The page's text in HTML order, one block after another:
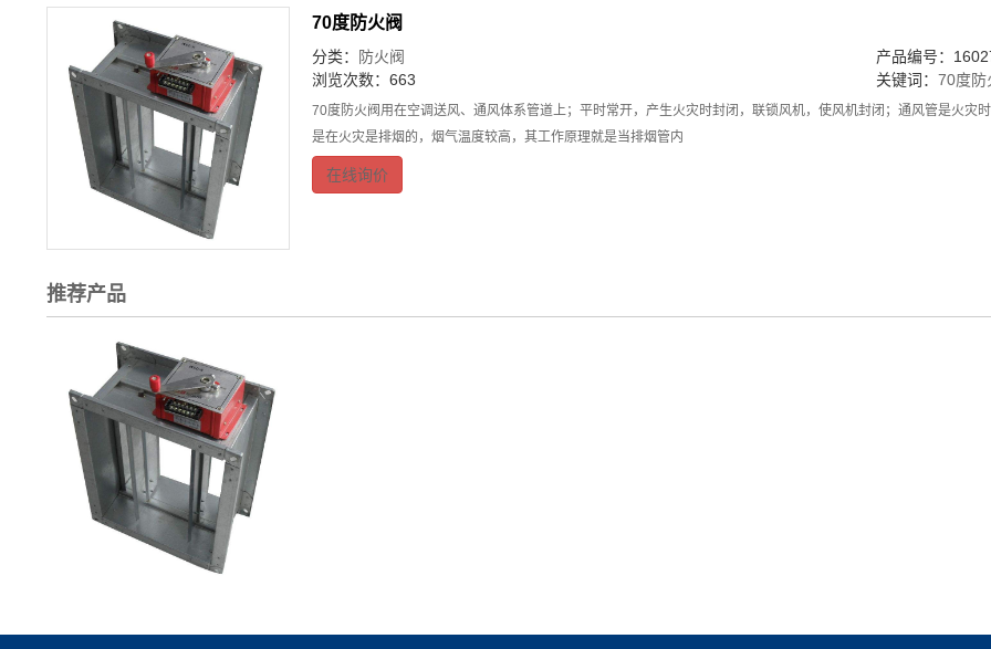
70度防火阀
分类： 防火阀
产品编号：
浏览次数：663
关键词： 70度防
70度防火阀用在空调送风、通风体系管道上；平时常开，产生火灾时封闭，联锁风机，使风机封闭；通风管是火灾
是在火灾是排烟的，烟气温度较高，其工作原理就是当排烟管内
在线询价
推荐产品